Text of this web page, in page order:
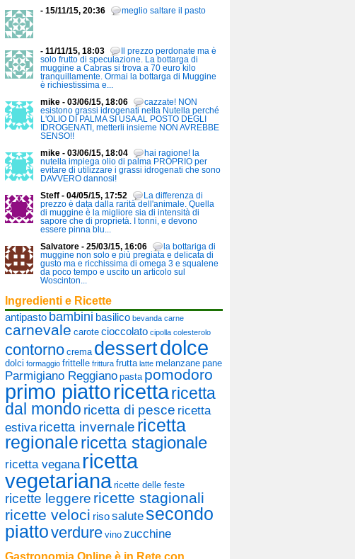
- 15/11/15, 20:36 meglio saltare il pasto
- 11/11/15, 18:03
Il prezzo perdonate ma è
solo frutto di speculazione. La bottarga di
muggine a Cabras si trova a 70 euro kilo
tranquillamente. Ormai la bottarga di Muggine
è richiestissima e...
mike - 03/06/15, 18:06
cazzate! NON
esistono grassi idrogenati nella Nutella perché
L'OLIO DI PALMA SI USA AL POSTO DEGLI
IDROGENATI, metterli insieme NON AVREBBE
SENSO!!
mike - 03/06/15, 18:04
hai ragione! la
nutella impiega olio di palma PROPRIO per
evitare di utilizzare i grassi idrogenati che sono
DAVVERO dannosi!
Steff - 04/05/15, 17:52
La differenza di
prezzo è data dalla rarità dell'animale. Quella
di muggine è la migliore sia di intensità di
sapore che di proprietà. I tonni, e devono
essere pinna blu...
Salvatore - 25/03/15, 16:06
la bottariga di
muggine non solo e più pregiata e delicata di
gusto ma e ricchissima di omega 3 e squalene
da poco tempo e uscito un articolo sul
Woscinton...
Ingredienti e Ricette
antipasto bambini basilico bevanda carne
carnevale carote cioccolato cipolla colesterolo
contorno crema dessertdolce
dolci formaggio frittelle frittura frutta latte melanzane pane
Parmigiano Reggiano pasta pomodoro
primo piattoricettaricetta
dal mondo ricetta di pesce ricetta
estiva ricetta invernale ricetta
regionalericetta stagionale
ricetta vegana ricetta
vegetariana ricette delle feste
ricette leggere ricette stagionali
ricette veloci risosalute secondo
piattoverdure vino zucchine
Gastronomia Online è in Rete con...